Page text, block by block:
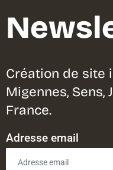
Création de site
Migennes,
France.
Adresse email